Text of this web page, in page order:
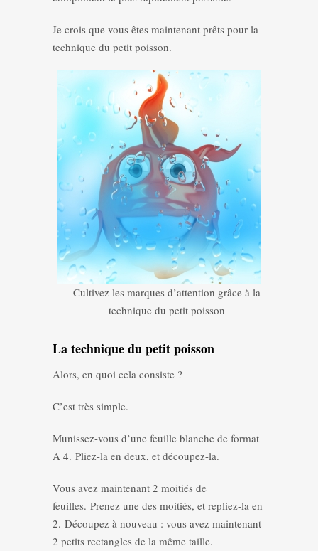
Je crois que vous êtes maintenant prêts pour la
technique du petit poisson.
Cultivez les marques d’attention grâce à la
technique du petit poisson
La technique du petit poisson
Alors, en quoi cela consiste ?
C’est très simple.
Munissez-vous d’une feuille blanche de format
A 4. Pliez-la en deux, et découpez-la.
Vous avez maintenant 2 moitiés de
feuilles. Prenez une des moitiés, et repliez-la en
2. Découpez à nouveau : vous avez maintenant
2 petits rectangles de la même taille.